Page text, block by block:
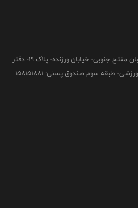
تهران- میدان هفت تیر- خیابان مفتح جنوبی- خیابان ورزنده- پلاک 19- دفتر
طبقه سوم صندوق پستی: 158151881